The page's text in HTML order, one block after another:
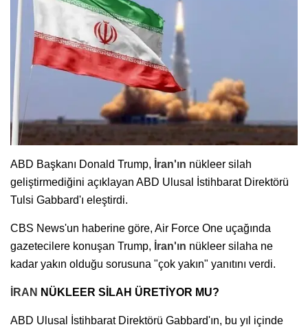
ABD Başkanı Donald Trump, İran'ın nükleer silah
geliştirmediğini açıklayan ABD Ulusal İstihbarat Direktörü
Tulsi Gabbard'ı eleştirdi.
CBS News'un haberine göre, Air Force One uçağında
gazetecilere konuşan Trump, İran'ın nükleer silaha ne
kadar yakın olduğu sorusuna "çok yakın" yanıtını verdi.
İRAN NÜKLEER SİLAH ÜRETİYOR MU?
ABD Ulusal İstihbarat Direktörü Gabbard'ın, bu yıl içinde